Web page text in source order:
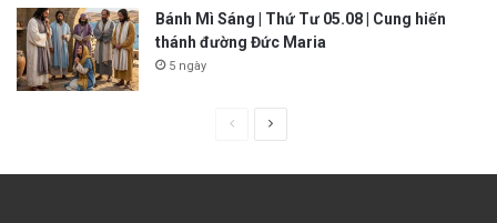
Bánh Mì Sáng | Thứ Tư 05.08 | Cung hiến
thánh đường Đức Maria
5 ngày